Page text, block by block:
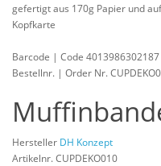
gefertigt aus 170g Papier und
Kopfkarte
Barcode | Code 4013986302187
Bestellnr. | Order Nr.
Hersteller DH Konzept
Artikelnr. CUPDEKO010